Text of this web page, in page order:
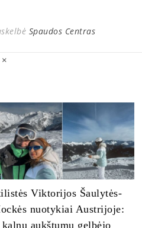
Spaudos Centras
×
Viktorijos Šaulytės-
nuotykiai Austrijoje:
aukštumų gelbėjo